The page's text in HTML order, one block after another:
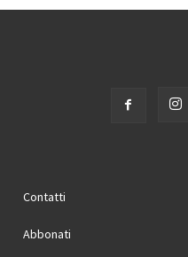
Contatti
Abbonati